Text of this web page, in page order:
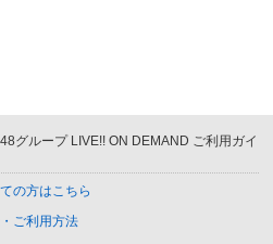
グループ LIVE!! ON DEMAND ご利用ガイ
の方はこちら
ご利用方法